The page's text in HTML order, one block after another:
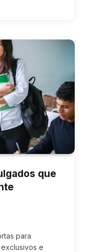
que
para
e